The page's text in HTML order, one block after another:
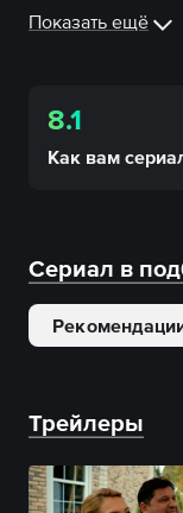
Показать ещё
8.1
Как вам
Сериал в
Трейлеры